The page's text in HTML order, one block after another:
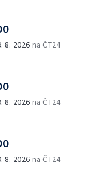
8. 2026 na ČT24
8. 2026 na ČT24
8. 2026 na ČT24